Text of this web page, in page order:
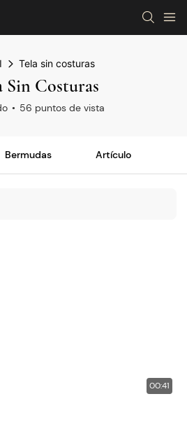
Tela sin costuras
Sin Costuras
56 puntos de vista
Bermudas Artículo
00:41